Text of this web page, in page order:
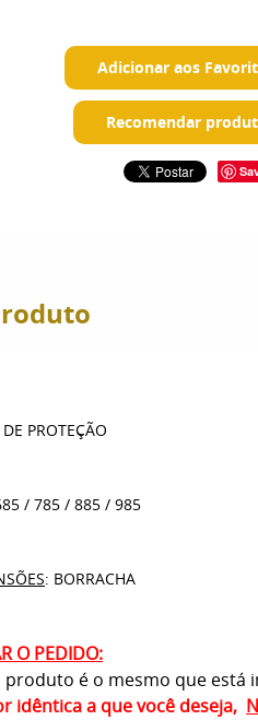
Adicionar aos
Recomendar
PROTEÇÃO
/ 785 / 885 / 985
: BORRACHA
O PEDIDO:
produto é o mesmo que está
idêntica a que você deseja,